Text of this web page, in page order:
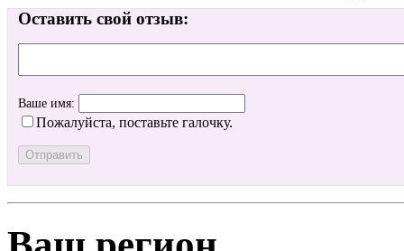
Оставить свой отзыв:
Ваше имя:
Пожалуйста, поставьте галочку.